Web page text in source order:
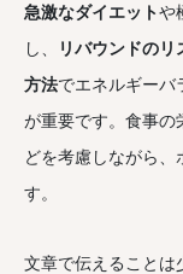
急激なダイエットや
し、
リバウンドのリ
方法でエネルギーバ
が重要です。食事の
どを考慮しながら
す。
文章で伝えることは